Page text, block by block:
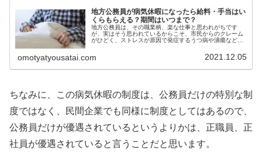
地方公務員が病気休暇になったら給料・手当はい
くらもらえる？期間はいつまで？
地方公務員は、その職業柄、楽な仕事と思われがちです
が、実はそう思われているからこそ、市民からのクレーム
がひどく、ストレスが原因で発症するうつ病や潰瘍などの
omotyatyousatai.com 2021.12.05
ちなみに、この病気休暇の制度は、公務員だけの特別な制
度ではなく、民間企業でも同様に制度としてはあるので、
公務員だけが優遇されているというよりかは、正職員、正
社員が優遇されていると言うことだと思います。